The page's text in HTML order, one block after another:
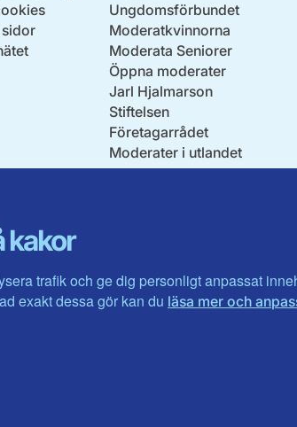
kakor
trafik och ge dig personligt anpassat
exakt dessa gör kan du läsa mer och
Ungdomsförbundet
Moderatkvinnorna
Moderata Seniorer
Öppna moderater
Jarl Hjalmarson
Stiftelsen
Företagarrådet
Moderater i utlandet